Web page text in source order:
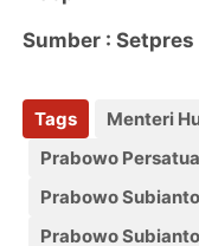
Sumber : Setpres
Tags Menteri
Prabowo
Prabowo Subianto
Prabowo